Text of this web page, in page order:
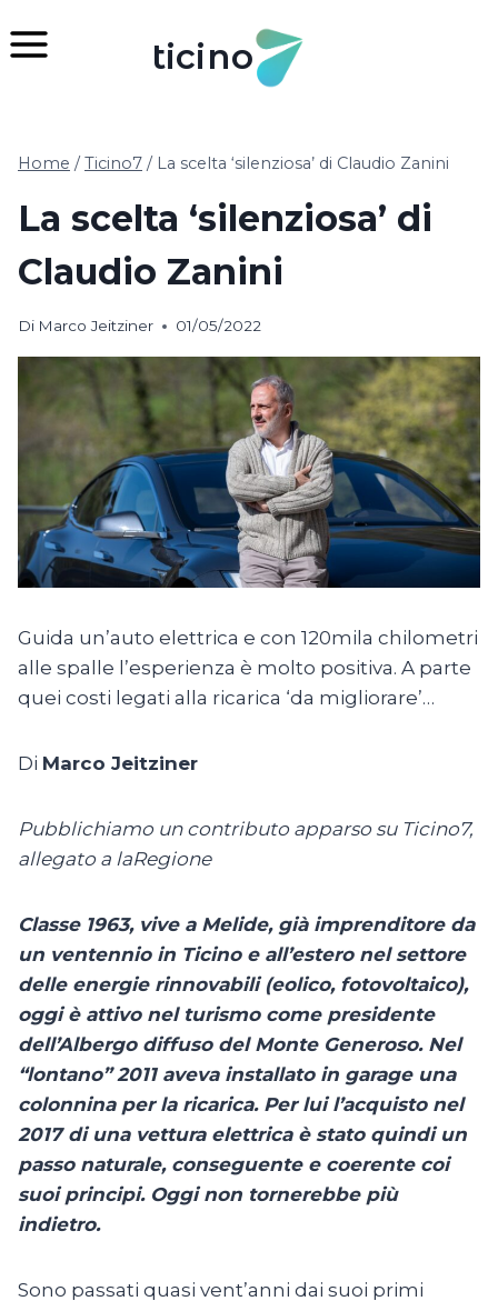
al
ticino
Home / Ticino7 / La scelta ‘silenziosa’ di Claudio Zanini
La scelta ‘silenziosa’ di
Claudio Zanini
Di Marco Jeitziner 01/05/2022
Guida un’auto elettrica e con 120mila chilometri
alle spalle l’esperienza è molto positiva. A parte
quei costi legati alla ricarica ‘da migliorare’…
Di Marco Jeitziner
Pubblichiamo un contributo apparso su Ticino7,
allegato a laRegione
Classe 1963, vive a Melide, già imprenditore da
un ventennio in Ticino e all’estero nel settore
delle energie rinnovabili (eolico, fotovoltaico),
oggi è attivo nel turismo come presidente
dell’Albergo diffuso del Monte Generoso. Nel
“lontano” 2011 aveva installato in garage una
colonnina per la ricarica. Per lui l’acquisto nel
2017 di una vettura elettrica è stato quindi un
passo naturale, conseguente e coerente coi
suoi principi. Oggi non tornerebbe più
indietro.
Sono passati quasi vent’anni dai suoi primi